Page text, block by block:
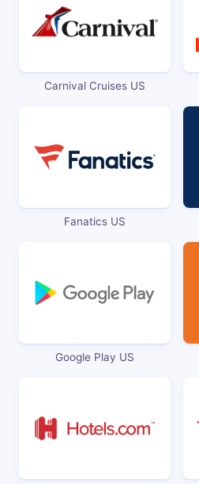
Carnival Cruises US
Fanatics US
Google Play US